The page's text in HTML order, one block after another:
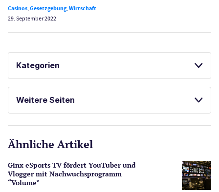
Casinos,Gesetzgebung,Wirtschaft
29. September 2022
Kategorien
Gesetzgebung
Lotterie
Weitere Seiten
CasinoOnline.de
PayPal Casinos
Ähnliche Artikel
Ginx eSports TV fördert YouTuber und
Vlogger mit Nachwuchsprogramm
“Volume”